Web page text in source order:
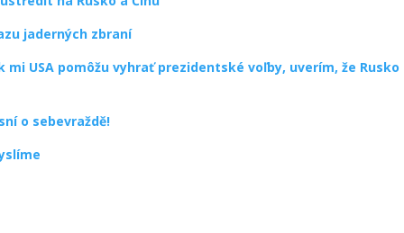
jaderných zbraní
USA pomôžu vyhrať prezidentské voľby, uverím, že Rusko
o sebevraždě!